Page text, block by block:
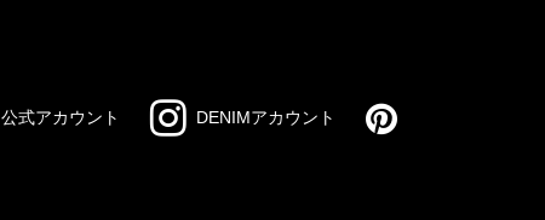
公式アカウント DENIMアカウント